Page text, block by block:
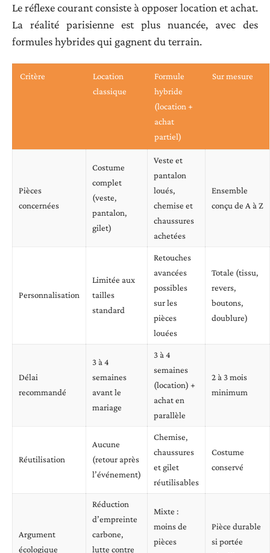
Le réflexe courant consiste à opposer location et achat.
La réalité parisienne est plus nuancée, avec des
formules hybrides qui gagnent du terrain.
Critère
Location
classique
Formule
hybride
(location +
achat
partiel)
Sur mesure
Pièces
concernées
Costume
complet
(veste,
pantalon,
gilet)
Veste et
pantalon
loués,
chemise et
chaussures
achetées
Ensemble
conçu de A à Z
Personnalisation
Limitée aux
tailles
standard
Retouches
avancées
possibles
sur les
pièces
louées
Totale (tissu,
revers,
boutons,
doublure)
Délai
recommandé
3 à 4
semaines
avant le
mariage
3 à 4
semaines
(location) +
achat en
parallèle
2 à 3 mois
minimum
Réutilisation
Aucune
(retour après
l’événement)
Chemise,
chaussures
et gilet
réutilisables
Costume
conservé
Argument
écologique
Réduction
d’empreinte
carbone,
lutte contre
Mixte :
moins de
pièces
Pièce durable
si portée